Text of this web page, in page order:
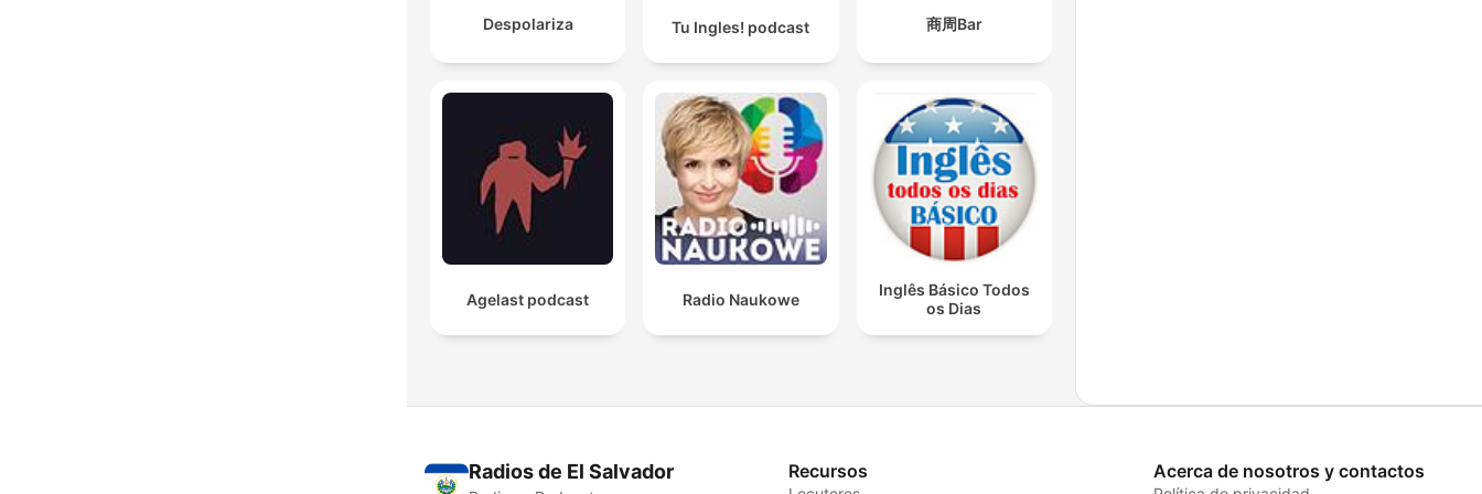
Despolariza Tu Ingles! podcast 商周Bar
Agelast podcast Radio Naukowe
Inglês Básico Todos
os Dias
Radios de El Salvador Recursos Acerca de nosotros y contactos